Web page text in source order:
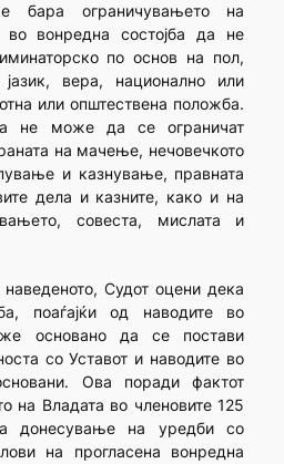
бара ограничувањето на
во вонредна состојба да не
по основ на пол,
вера, национално или
или општествена положба.
не може да се ограничат
на мачење, нечовечкото
и казнување, правната
дела и казните, како и на
совеста, мислата и
Судот оцени дека
поаѓајќи од наводите во
основано да се постави
со Уставот и наводите во
Ова поради фактот
на Владата во членовите 125
донесување на уредби со
на прогласена вонредна